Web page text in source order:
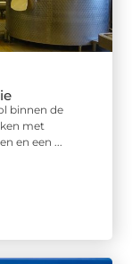
binnen de
met
en een ...